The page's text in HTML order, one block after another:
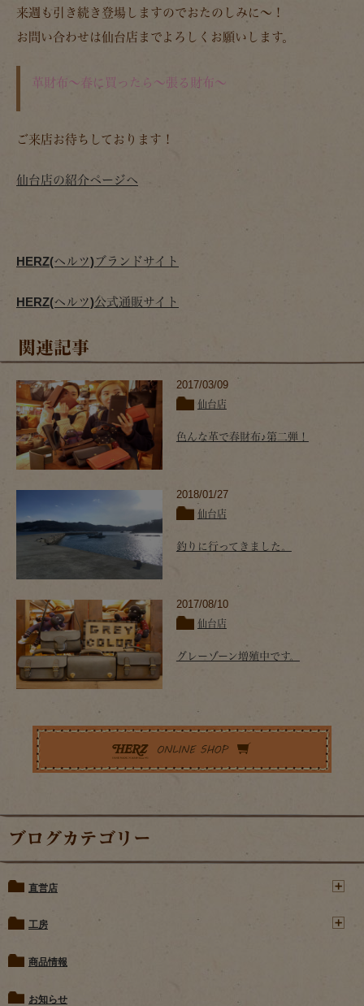
来週も引き続き登場しますのでおたのしみに～！
お問い合わせは仙台店までよろしくお願いします。
革財布～春に買ったら～張る財布～
ご来店お待ちしております！
仙台店の紹介ページへ
HERZ(ヘルツ)ブランドサイト
HERZ(ヘルツ)公式通販サイト
関連記事
2017/03/09
仙台店
色んな革で春財布♪第二弾！
2018/01/27
仙台店
釣りに行ってきました。
2017/08/10
仙台店
グレーゾーン増殖中です。
ブログカテゴリー
直営店
工房
商品情報
お知らせ